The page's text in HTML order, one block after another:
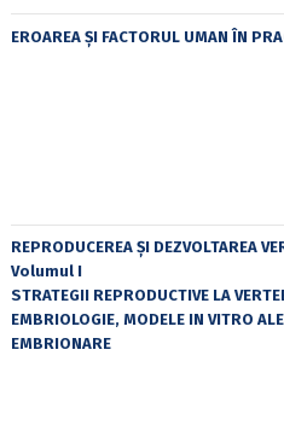
EROAREA ȘI FACTORUL UMAN ÎN
REPRODUCEREA ȘI DEZVOLTAREA
Volumul I
STRATEGII REPRODUCTIVE LA
EMBRIOLOGIE, MODELE IN VITRO
EMBRIONARE